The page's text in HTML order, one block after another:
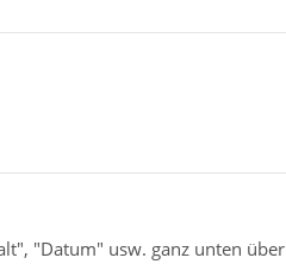
"Datum" usw. ganz unten über